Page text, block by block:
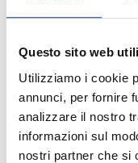
Questo sito web
Utilizziamo i cookie
annunci, per fornire
analizzare il nostro
informazioni sul
nostri partner che si
in coordinamento
promozione,
Entità del